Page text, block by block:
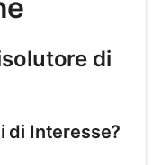
di
di Interesse?